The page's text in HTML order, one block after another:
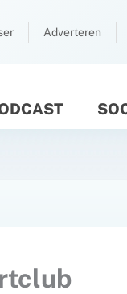
Adverteren